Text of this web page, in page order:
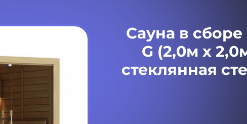
Сауна в сборе
G (2,0м х
стеклянная